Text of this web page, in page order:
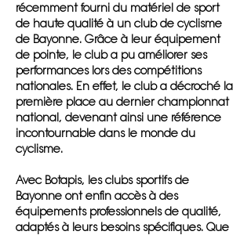
récemment fourni du matériel de sport
de haute qualité à un club de cyclisme
de Bayonne. Grâce à leur équipement
de pointe, le club a pu améliorer ses
performances lors des compétitions
nationales. En effet, le club a décroché la
première place au dernier championnat
national, devenant ainsi une référence
incontournable dans le monde du
cyclisme.
Avec Botapis, les clubs sportifs de
Bayonne ont enfin accès à des
équipements professionnels de qualité,
adaptés à leurs besoins spécifiques. Que